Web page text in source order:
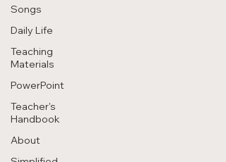
Songs
Daily Life
Teaching
Materials
PowerPoint
Teacher's
Handbook
About